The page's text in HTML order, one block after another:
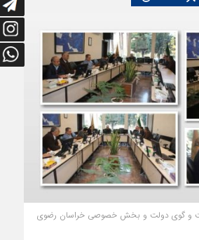
و گوی دولت و بخش خصوصی خراسان رضوی